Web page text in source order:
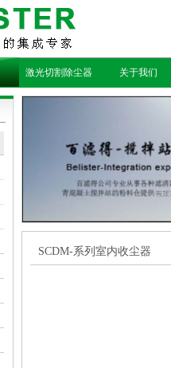
激光切割除尘器 关于我们
SCDM-系列室内收尘器